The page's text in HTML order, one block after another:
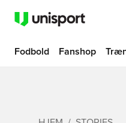
Fodbold Fanshop